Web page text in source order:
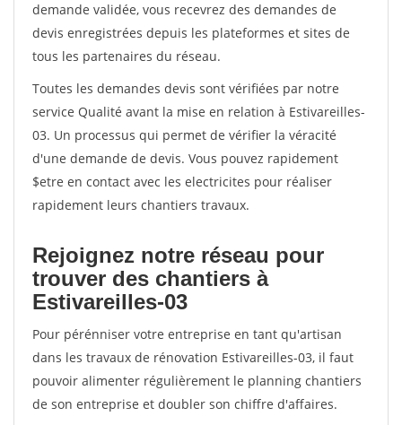
demande validée, vous recevrez des demandes de
devis enregistrées depuis les plateformes et sites de
tous les partenaires du réseau.
Toutes les demandes devis sont vérifiées par notre
service Qualité avant la mise en relation à Estivareilles-
03. Un processus qui permet de vérifier la véracité
d'une demande de devis. Vous pouvez rapidement
$etre en contact avec les electricites pour réaliser
rapidement leurs chantiers travaux.
Rejoignez notre réseau pour
trouver des chantiers à
Estivareilles-03
Pour pérénniser votre entreprise en tant qu'artisan
dans les travaux de rénovation Estivareilles-03, il faut
pouvoir alimenter régulièrement le planning chantiers
de son entreprise et doubler son chiffre d'affaires.